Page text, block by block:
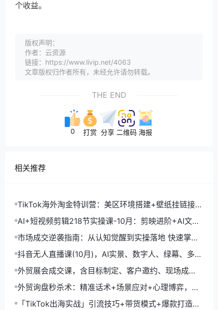
个收益。
版权声明：
作者：云资源
链接：https://www.livip.net/4063
文章版权归作者所有，未经允许请勿转载。
THE END
0 打赏 分享 二维码 海报
相关推荐
TikTok海外淘金特训营：美区环境搭建+壁纸挂链接
+剪映数字人，月入1.5万
AI+短视频剪辑218节实操课-10月：剪映进阶+AI文案
生成+账号运营，月入2万
市场成交逆袭指南：从认知觉醒到实操落地 快速掌握
市场开拓与成交核心能力
抖音无人直播课(10月)，AI实景、数字人、绿幕、多种
玩法、24小时自动盈利
外贸展会成交课，含目标制定、客户邀约、现场成
交，系统化SOP提升参展ROI
外贸询盘秒杀术：精准话术+场景应对+心理博弈，单
月询盘转化率提升200%
「TikTok出海实战」引流技巧+带货模式+爆款打造，